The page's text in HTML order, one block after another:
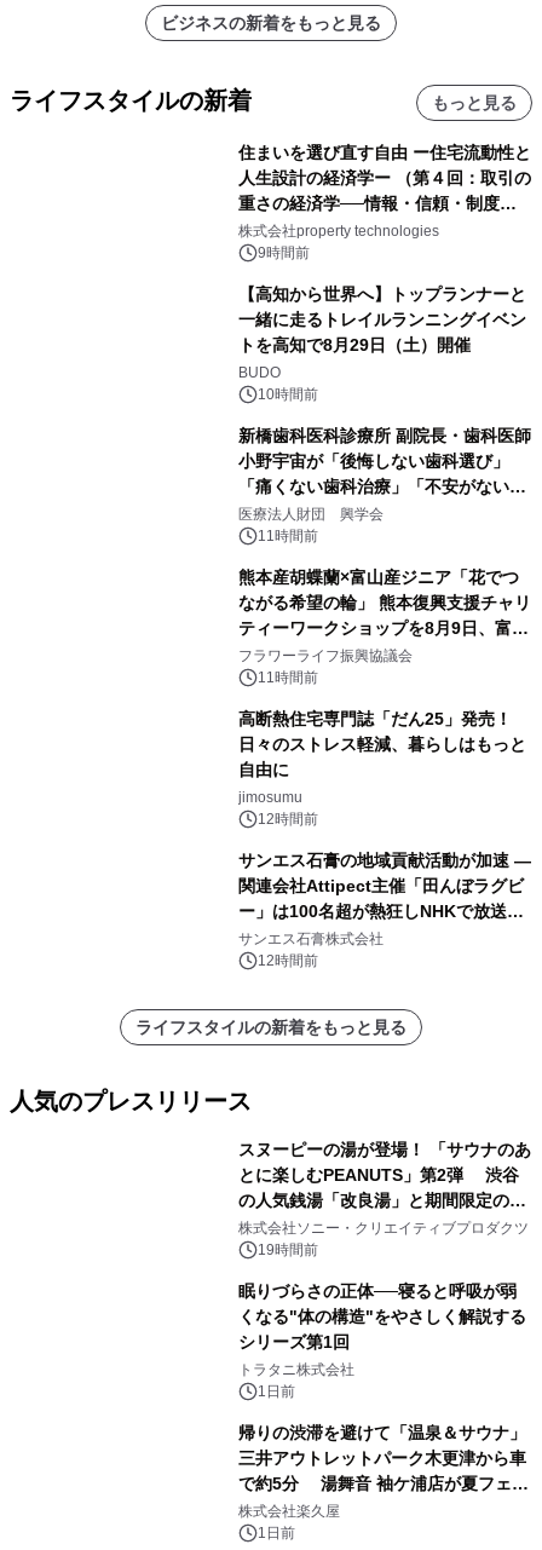
ビジネスの新着をもっと見る
ライフスタイルの新着 もっと見る
住まいを選び直す自由 ー住宅流動性と
人生設計の経済学ー （第４回：取引の
重さの経済学──情報・信頼・制度を
PropTechはどう組み替えるか）｜
PropTech-Lab
株式会社property technologies
9時間前
【高知から世界へ】トップランナーと
一緒に走るトレイルランニングイベン
トを高知で8月29日（土）開催
BUDO
10時間前
新橋歯科医科診療所 副院長・歯科医師
小野宇宙が「後悔しない歯科選び」
「痛くない歯科治療」「不安がない治
療計画」をテーマに専門監修
医療法人財団 興学会
11時間前
熊本産胡蝶蘭×富山産ジニア「花でつ
ながる希望の輪」 熊本復興支援チャリ
ティーワークショップを8月9日、富
山・射水で開催
フラワーライフ振興協議会
11時間前
高断熱住宅専門誌「だん25」発売！
日々のストレス軽減、暮らしはもっと
自由に
jimosumu
12時間前
サンエス石膏の地域貢献活動が加速 ―
関連会社Attipect主催「田んぼラグビ
ー」は100名超が熱狂しNHKで放送さ
れました。
サンエス石膏株式会社
12時間前
ライフスタイルの新着をもっと見る
人気のプレスリリース
スヌーピーの湯が登場！ 「サウナのあ
とに楽しむPEANUTS」第2弾 渋谷
の人気銭湯「改良湯」と期間限定のコ
ラボレーション サウナイキタイコラ
ボグッズも発売決定！
株式会社ソニー・クリエイティブプロダクツ
19時間前
眠りづらさの正体──寝ると呼吸が弱
くなる"体の構造"をやさしく解説する
シリーズ第1回
トラタニ株式会社
1日前
帰りの渋滞を避けて「温泉＆サウナ」
三井アウトレットパーク木更津から車
で約5分 湯舞音 袖ケ浦店が夏フェア
メニューを提供
株式会社楽久屋
1日前